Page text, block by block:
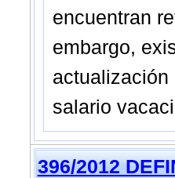
encuentran
embargo,
actualización
salario
396/2012